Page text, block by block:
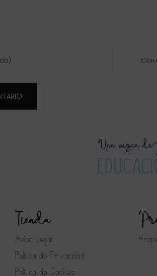
Tienda
Aviso Legal
Política de Privacidad
Política de Cookies